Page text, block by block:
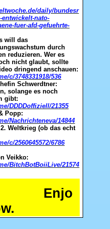
daily/bundesr
entwickelt-nato-
fuer-afd-gefuehrte-
will das
durch
reduzieren. Wer es
nicht glaubt, sollte
dringend anschauen:
c/3748331918/536
Schwerdtner:
solange es noch
gibt:
DDDDoffiziell/21355
Popp:
Nachrichteneva/14844
Weltkrieg (ob das echt
c/2560645572/6786
Veikko:
BitchBotBoiiLive/21574
Enjo